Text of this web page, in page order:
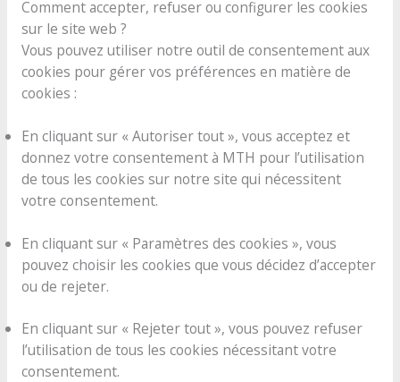
Comment accepter, refuser ou configurer les cookies
sur le site web ?
Vous pouvez utiliser notre outil de consentement aux
cookies pour gérer vos préférences en matière de
cookies :
En cliquant sur « Autoriser tout », vous acceptez et
donnez votre consentement à MTH pour l’utilisation
de tous les cookies sur notre site qui nécessitent
votre consentement.
En cliquant sur « Paramètres des cookies », vous
pouvez choisir les cookies que vous décidez d’accepter
ou de rejeter.
En cliquant sur « Rejeter tout », vous pouvez refuser
l’utilisation de tous les cookies nécessitant votre
consentement.